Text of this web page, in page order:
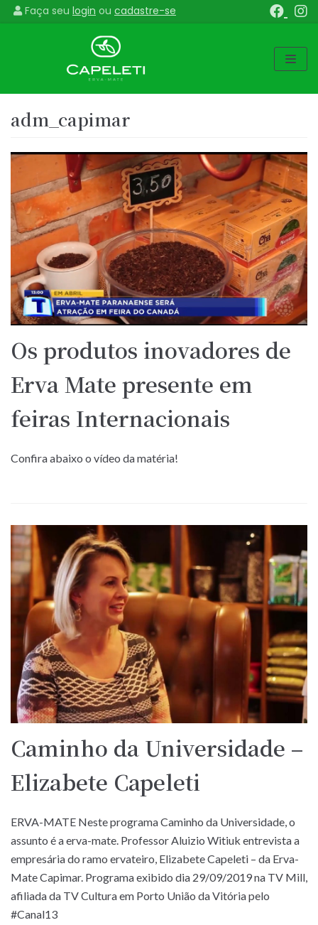
Faça seu login ou cadastre-se
Pular
adm_capimar
Os produtos inovadores de
Erva Mate presente em
feiras Internacionais
Confira abaixo o vídeo da matéria!
Caminho da Universidade –
Elizabete Capeleti
ERVA-MATE Neste programa Caminho da Universidade, o
assunto é a erva-mate. Professor Aluizio Witiuk entrevista a
empresária do ramo ervateiro, Elizabete Capeleti – da Erva-
Mate Capimar. Programa exibido dia 29/09/2019 na TV Mill,
afiliada da TV Cultura em Porto União da Vitória pelo
#Canal13